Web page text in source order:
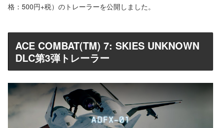
格：500円+税）のトレーラーを公開しました。
ACE COMBAT(TM) 7: SKIES UNKNOWN
DLC第3弾トレーラー